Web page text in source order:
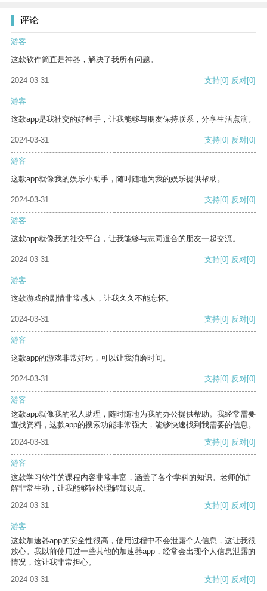
评论
游客
这款软件简直是神器，解决了我所有问题。
2024-03-31 支持[0] 反对[0]
游客
这款app是我社交的好帮手，让我能够与朋友保持联系，分享生活点滴。
2024-03-31 支持[0] 反对[0]
游客
这款app就像我的娱乐小助手，随时随地为我的娱乐提供帮助。
2024-03-31 支持[0] 反对[0]
游客
这款app就像我的社交平台，让我能够与志同道合的朋友一起交流。
2024-03-31 支持[0] 反对[0]
游客
这款游戏的剧情非常感人，让我久久不能忘怀。
2024-03-31 支持[0] 反对[0]
游客
这款app的游戏非常好玩，可以让我消磨时间。
2024-03-31 支持[0] 反对[0]
游客
这款app就像我的私人助理，随时随地为我的办公提供帮助。我经常需要
查找资料，这款app的搜索功能非常强大，能够快速找到我需要的信息。
2024-03-31
支持[0] 反对[0]
游客
这款学习软件的课程内容非常丰富，涵盖了各个学科的知识。老师的讲
解非常生动，让我能够轻松理解知识点。
2024-03-31
支持[0] 反对[0]
游客
这款加速器app的安全性很高，使用过程中不会泄露个人信息，这让我很
放心。我以前使用过一些其他的加速器app，经常会出现个人信息泄露的
情况，这让我非常担心。
2024-03-31
支持[0] 反对[0]